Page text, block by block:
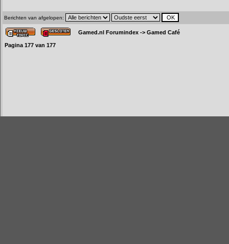
Berichten van afgelopen:
Gamed.nl Forumindex -> Gamed Café
Pagina 177 van 177